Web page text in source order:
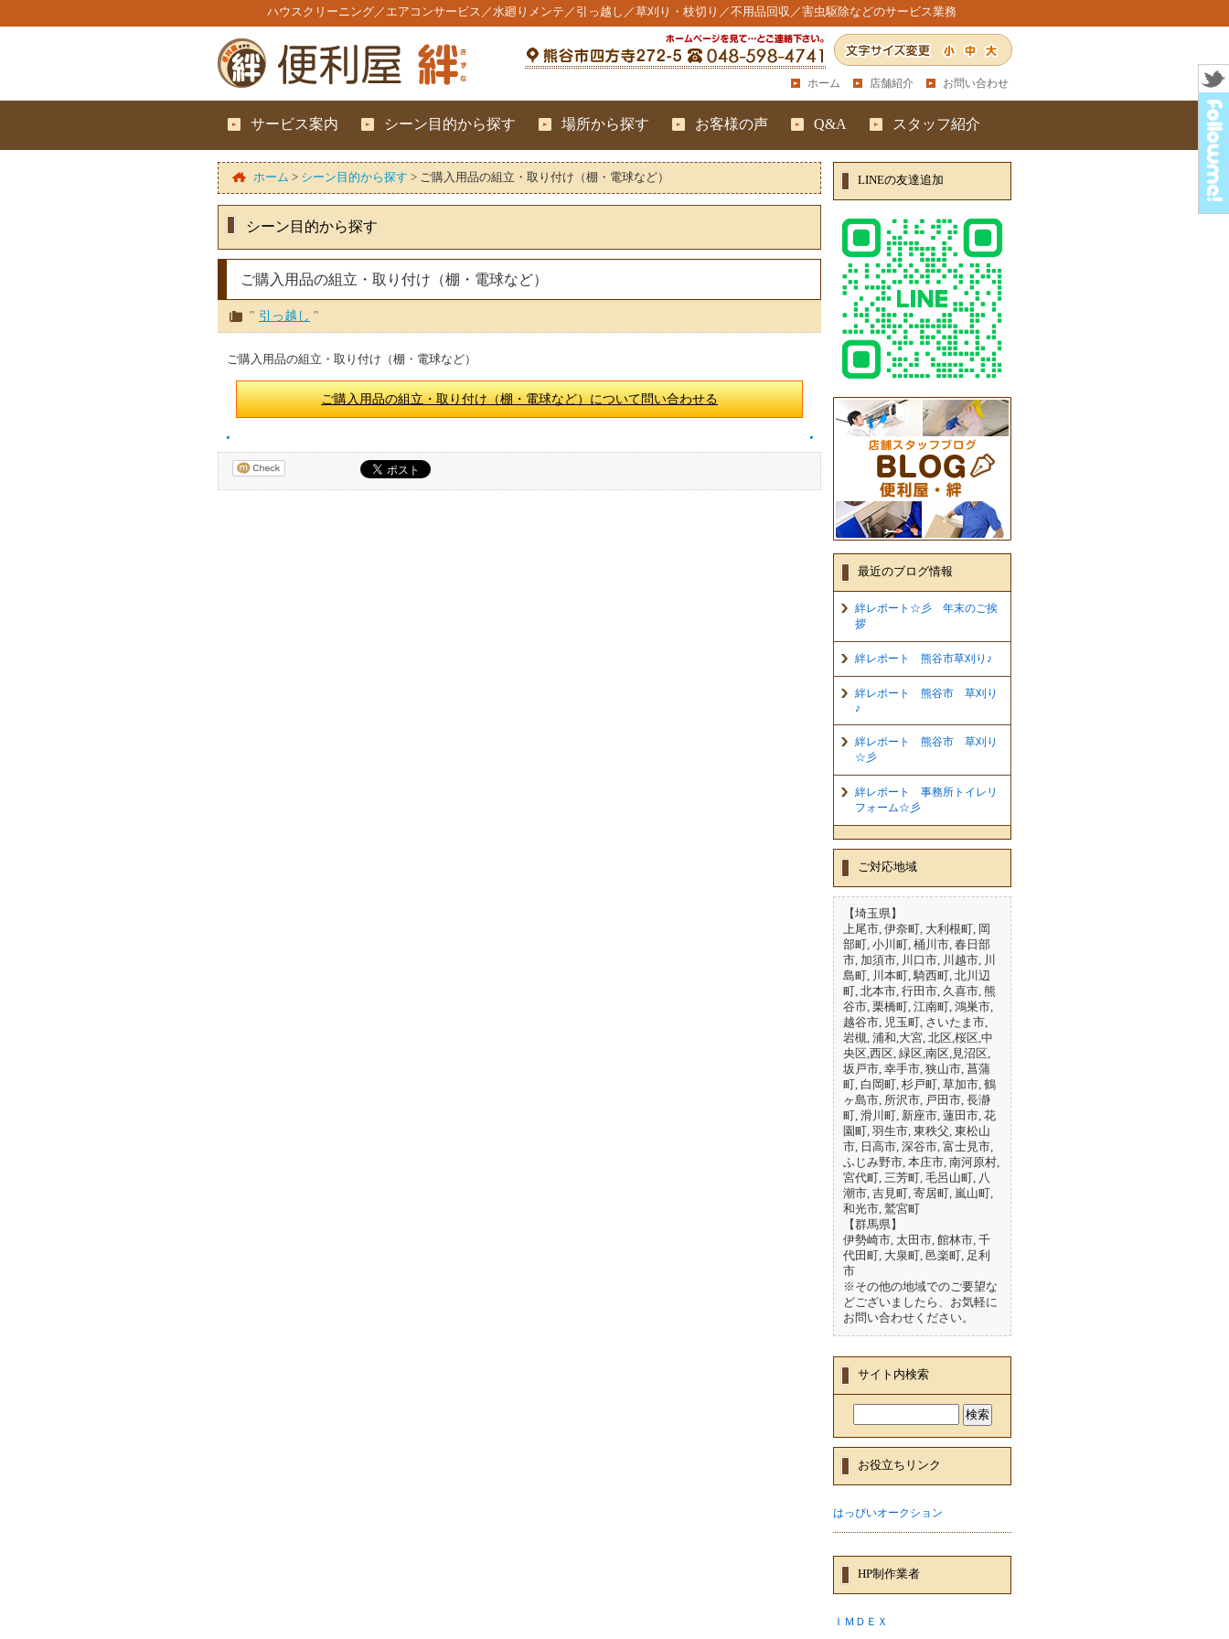
ハウスクリーニング／エアコンサービス／水廻りメンテ／引っ越し／草刈り・枝切り／不用品回収／害虫駆除などのサービス業務
小 中 大
ホーム 店舗紹介 お問い合わせ
サービス案内 シーン目的から探す 場所から探す お客様の声 Q&A スタッフ紹介
ホーム > シーン目的から探す > ご購入用品の組立・取り付け（棚・電球など）
シーン目的から探す
ご購入用品の組立・取り付け（棚・電球など）
" 引っ越し "
ご購入用品の組立・取り付け（棚・電球など）
ご購入用品の組立・取り付け（棚・電球など）について問い合わせる
LINEの友達追加
最近のブログ情報
絆レポート☆彡 年末のご挨
拶
絆レポート 熊谷市草刈り♪
絆レポート 熊谷市 草刈り
♪
絆レポート 熊谷市 草刈り
☆彡
絆レポート 事務所トイレリ
フォーム☆彡
ご対応地域
【埼玉県】
上尾市, 伊奈町, 大利根町, 岡
部町, 小川町, 桶川市, 春日部
市, 加須市, 川口市, 川越市, 川
島町, 川本町, 騎西町, 北川辺
町, 北本市, 行田市, 久喜市, 熊
谷市, 栗橋町, 江南町, 鴻巣市,
越谷市, 児玉町, さいたま市,
岩槻, 浦和,大宮, 北区,桜区,中
央区,西区, 緑区,南区,見沼区,
坂戸市, 幸手市, 狭山市, 菖蒲
町, 白岡町, 杉戸町, 草加市, 鶴
ヶ島市, 所沢市, 戸田市, 長瀞
町, 滑川町, 新座市, 蓮田市, 花
園町, 羽生市, 東秩父, 東松山
市, 日高市, 深谷市, 富士見市,
ふじみ野市, 本庄市, 南河原村,
宮代町, 三芳町, 毛呂山町, 八
潮市, 吉見町, 寄居町, 嵐山町,
和光市, 鷲宮町
【群馬県】
伊勢崎市, 太田市, 館林市, 千
代田町, 大泉町, 邑楽町, 足利
市
※その他の地域でのご要望な
どございましたら、お気軽に
お問い合わせください。
サイト内検索
お役立ちリンク
はっぴいオークション
HP制作業者
ＩＭＤＥＸ